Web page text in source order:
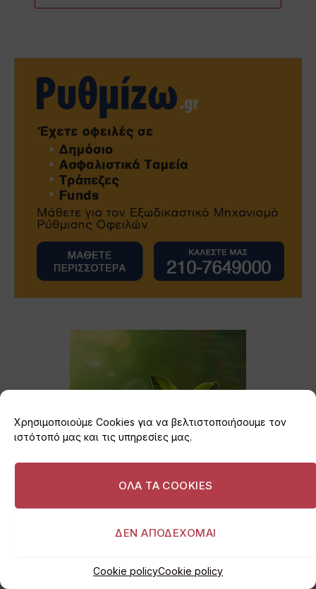
Χρησιμοποιούμε Cookies για να βελτιστοποιήσουμε τον
ιστότοπό μας και τις υπηρεσίες μας.
ΟΛΑ ΤΑ COOKIES
ΔΕΝ ΑΠΟΔΕΧΟΜΑΙ
Cookie policyCookie policy